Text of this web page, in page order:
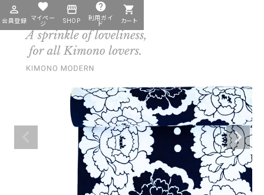
帯
季節から探す
カテゴリーから探す
羽織 襦袢 小物
perm_identity
会員登録
favorite
マイペー
ジ
storefront
SHOP
help
利用ガイ
ド
shopping_cart
カート
ログイン
ようこそ ゲスト 様